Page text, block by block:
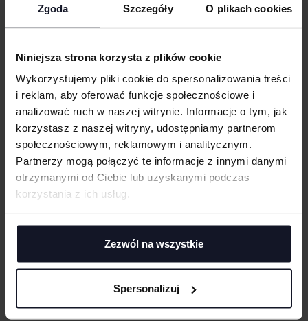
Zgoda Szczegóły O plikach cookies
Niniejsza strona korzysta z plików cookie
Wykorzystujemy pliki cookie do spersonalizowania treści
i reklam, aby oferować funkcje społecznościowe i
analizować ruch w naszej witrynie. Informacje o tym, jak
korzystasz z naszej witryny, udostępniamy partnerom
społecznościowym, reklamowym i analitycznym.
Partnerzy mogą połączyć te informacje z innymi danymi
otrzymanymi od Ciebie lub uzyskanymi podczas
korzystania z ich usług.
Zezwól na wszystkie
Spersonalizuj
Single jersey
Neutralna metka rozmiarowa
GRAMATURA I SKŁAD
CERTYFIKATY
TECHNIKI ZDOBIENIA
wyniku otrzymujemy charakterystyczne, trójwymiarowe wzory.
Sitodruk
większych seriach. Idealny do koszulek, bluz i odzieży firmowej,
RODZAJ NADRUKU
UMIEJSCOWIENIE
W:
cm SZ:
WGRAJ GRAFIKĘ